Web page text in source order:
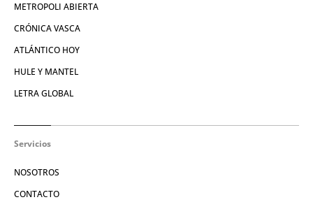
METROPOLI ABIERTA
CRÓNICA VASCA
ATLÁNTICO HOY
HULE Y MANTEL
LETRA GLOBAL
Servicios
NOSOTROS
CONTACTO